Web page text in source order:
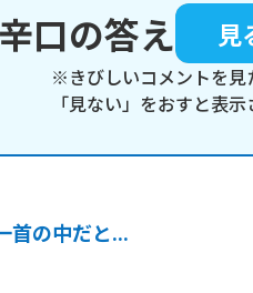
辛口の答え
見
※きびしいコメントを見
「見ない」をおすと表
首の中だと...